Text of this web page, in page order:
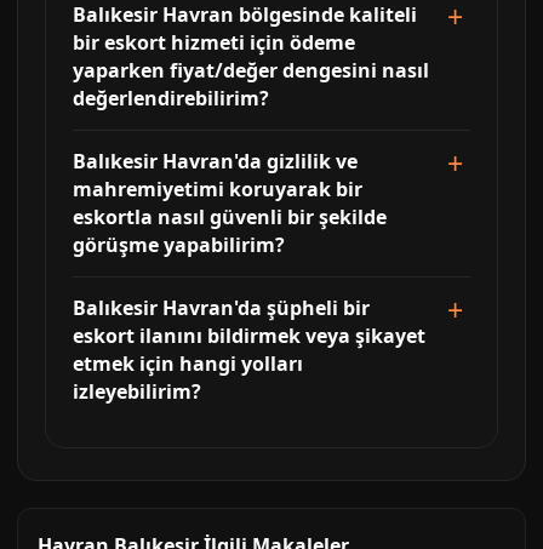
Balıkesir Havran bölgesinde kaliteli
bir eskort hizmeti için ödeme
yaparken fiyat/değer dengesini nasıl
değerlendirebilirim?
Balıkesir Havran'da gizlilik ve
mahremiyetimi koruyarak bir
eskortla nasıl güvenli bir şekilde
görüşme yapabilirim?
Balıkesir Havran'da şüpheli bir
eskort ilanını bildirmek veya şikayet
etmek için hangi yolları
izleyebilirim?